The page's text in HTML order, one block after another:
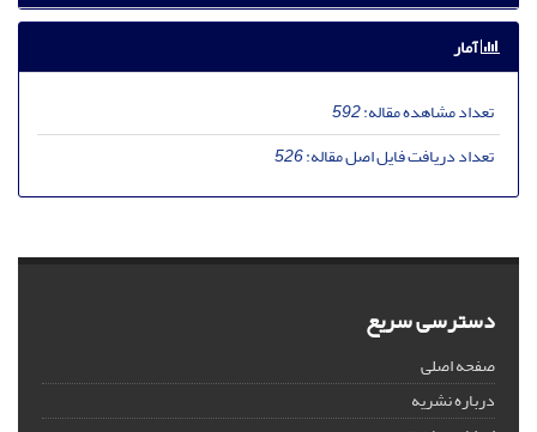
آمار
تعداد مشاهده مقاله:592
تعداد دریافت فایل اصل مقاله:526
دسترسی سریع
صفحه اصلی
درباره نشریه